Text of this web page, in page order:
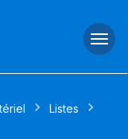
Listes